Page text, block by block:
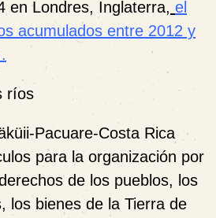
en Londres, Inglaterra, el
acumulados entre 2012 y
.
ríos
Pacuare-Costa Rica
para la organización por
de los pueblos, los
los bienes de la Tierra de